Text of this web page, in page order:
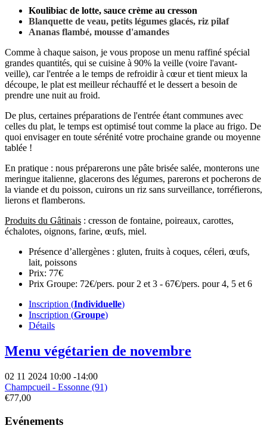
Koulibiac de lotte, sauce crème au cresson
Blanquette de veau, petits légumes glacés, riz pilaf
Ananas flambé, mousse d'amandes
Comme à chaque saison, je vous propose un menu raffiné spécial
grandes quantités, qui se cuisine à 90% la veille (voire l'avant-
veille), car l'entrée a le temps de refroidir à cœur et tient mieux la
découpe, le plat est meilleur réchauffé et le dessert a besoin de
prendre une nuit au froid.
De plus, certaines préparations de l'entrée étant communes avec
celles du plat, le temps est optimisé tout comme la place au frigo. De
quoi envisager en toute sérénité votre prochaine grande ou moyenne
tablée !
En pratique : nous préparerons une pâte brisée salée, monterons une
meringue italienne, glacerons des légumes, parerons et pocherons de
la viande et du poisson, cuirons un riz sans surveillance, torréfierons,
lierons et flamberons.
Produits du Gâtinais : cresson de fontaine, poireaux, carottes,
échalotes, oignons, farine, œufs, miel.
Présence d’allergènes : gluten, fruits à coques, céleri, œufs,
lait, poissons
Prix: 77€
Prix Groupe: 72€/pers. pour 2 et 3 - 67€/pers. pour 4, 5 et 6
Inscription (Individuelle)
Inscription (Groupe)
Détails
Menu végétarien de novembre
02 11 2024 10:00 -14:00
Champcueil - Essonne (91)
€77,00
Evénements